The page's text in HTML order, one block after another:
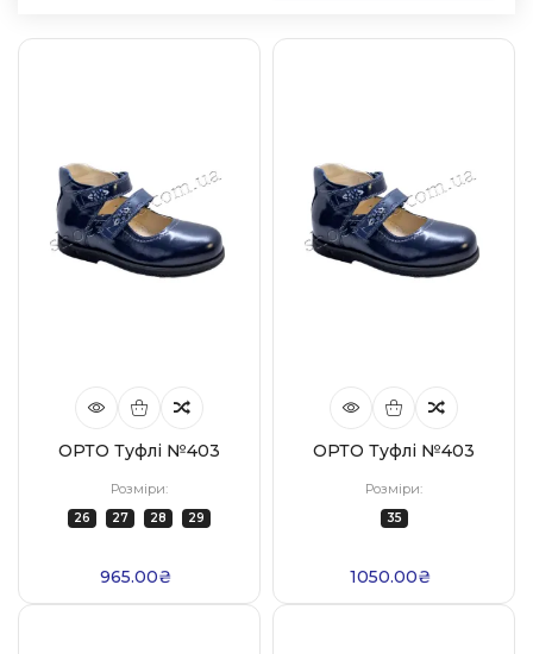
ОРТО Туфлі №403
Розміри:
26 27 28 29
965.00₴
ОРТО Туфлі №403
Розміри:
35
1050.00₴